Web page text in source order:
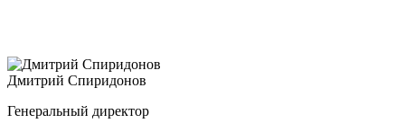
Дмитрий Спиридонов
Генеральный директор